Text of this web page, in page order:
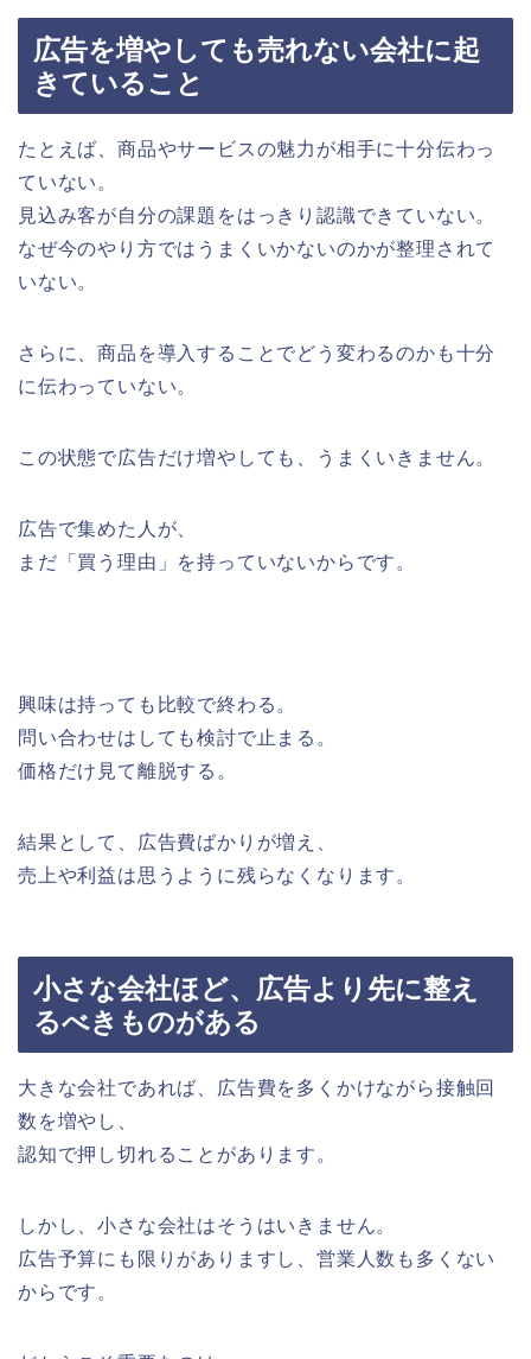
広告を増やしても売れない会社に起
きていること
たとえば、商品やサービスの魅力が相手に十分伝わっ
ていない。
見込み客が自分の課題をはっきり認識できていない。
なぜ今のやり方ではうまくいかないのかが整理されて
いない。
さらに、商品を導入することでどう変わるのかも十分
に伝わっていない。
この状態で広告だけ増やしても、うまくいきません。
広告で集めた人が、
まだ「買う理由」を持っていないからです。
興味は持っても比較で終わる。
問い合わせはしても検討で止まる。
価格だけ見て離脱する。
結果として、広告費ばかりが増え、
売上や利益は思うように残らなくなります。
小さな会社ほど、広告より先に整え
るべきものがある
大きな会社であれば、広告費を多くかけながら接触回
数を増やし、
認知で押し切れることがあります。
しかし、小さな会社はそうはいきません。
広告予算にも限りがありますし、営業人数も多くない
からです。